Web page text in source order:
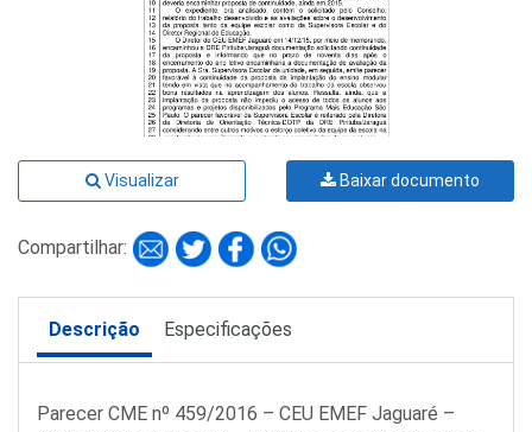
Visualizar Baixar documento
Compartilhar:
Descrição Especificações
Parecer CME nº 459/2016 – CEU EMEF Jaguaré –